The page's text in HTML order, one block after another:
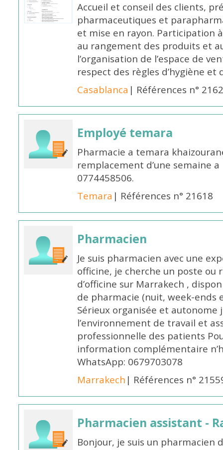
Accueil et conseil des clients,
pharmaceutiques et
et mise en rayon. Participation
au rangement des produits et
l’organisation de l’espace de
respect des règles d’hygiène et
Casablanca | Références n°
Employé temara
Pharmacie a temara
remplacement d’une semaine
0774458506.
Temara | Références n° 21618
Pharmacien
Je suis pharmacien avec une
officine, je cherche un poste
d’officine sur Marrakech ,
de pharmacie (nuit, week-ends
Sérieux organisée et autonome
l’environnement de travail et
professionnelle des patients
information complémentaire
WhatsApp: 0679703078
Marrakech | Références n°
Pharmacien assistant -
Bonjour, je suis un pharmacien